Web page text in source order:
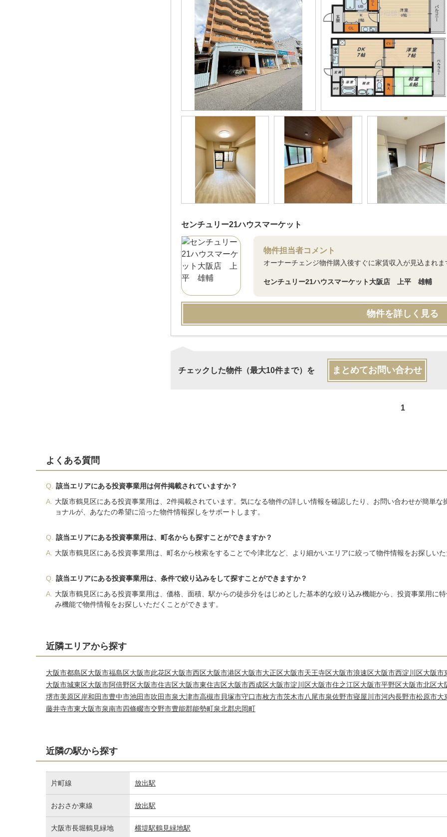
センチュリー21ハウスマーケット
物件担当者コメント
オーナーチェンジ物件購入後すぐに家賃収入が見込まれま
センチュリー21ハウスマーケット大阪店 上平 雄輔
物件を詳しく見る
チェックした物件（最大10件まで）を まとめてお問い合わせ
1
よくある質問
Q. 該当エリアにある投資事業用は何件掲載されていますか？
A. 大阪市鶴見区にある投資事業用は、2件掲載されています。気になる物件の詳しい情報を確認したり、お問い合わせが簡単
ョナルが、あなたの希望に沿った物件情報探しをサポートします。
Q. 該当エリアにある投資事業用は、町名からも探すことができますか？
A. 大阪市鶴見区にある投資事業用は、町名から検索をすることで今津北など、より細かいエリアに絞って物件情報をお探しい
Q. 該当エリアにある投資事業用は、条件で絞り込みをして探すことができますか？
A. 大阪市鶴見区にある投資事業用は、価格、面積、駅からの徒歩分をはじめとした基本的な絞り込み機能から、投資事業用に
み機能で物件情報をお探しいただくことができます。
近隣エリアから探す
大阪市都島区大阪市福島区大阪市此花区大阪市西区大阪市港区大阪市大正区大阪市天王寺区大阪市浪速区大阪市西淀川区大阪市
大阪市城東区大阪市阿倍野区大阪市住吉区大阪市東住吉区大阪市西成区大阪市淀川区大阪市住之江区大阪市平野区大阪市北区大
堺市美原区岸和田市豊中市池田市吹田市泉大津市高槻市貝塚市守口市枚方市茨木市八尾市泉佐野市寝屋川市河内長野市松原市大
藤井寺市東大阪市泉南市四條畷市交野市豊能郡能勢町泉北郡忠岡町
近隣の駅から探す
片町線 放出駅
おおさか東線 放出駅
大阪市長堀鶴見緑地 横堤駅鶴見緑地駅